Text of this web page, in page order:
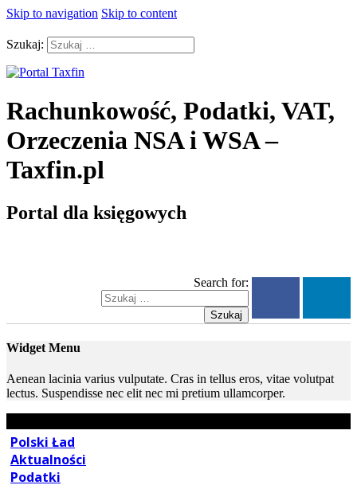
Skip to navigation Skip to content
Szukaj:
Rachunkowość, Podatki, VAT,
Orzeczenia NSA i WSA –
Taxfin.pl
Portal dla księgowych
Search for:
Szukaj
Widget Menu
Aenean lacinia varius vulputate. Cras in tellus eros, vitae volutpat
lectus. Suspendisse nec elit nec mi pretium ullamcorper.
Polski Ład
Aktualności
Podatki